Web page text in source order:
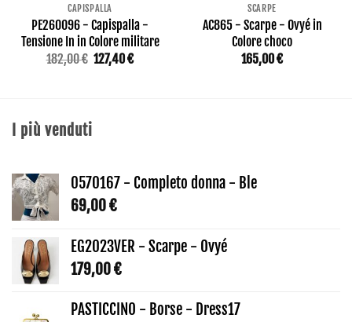
CAPISPALLA
PE260096 - Capispalla -
Tensione In in Colore militare
182,00€ Il
prezzo
127,40€Il
SCARPE
AC865 - Scarpe - Ovyé in
Colore choco
165,00€
I più venduti
0570167 - Completo donna - Ble
69,00€
EG2023VER - Scarpe - Ovyé
179,00€
PASTICCINO - Borse - Dress17